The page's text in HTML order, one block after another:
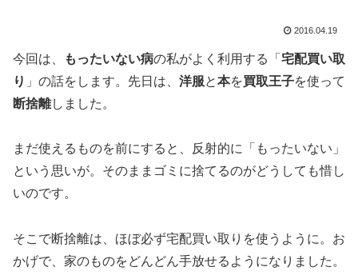
2016.04.19
今回は、 もったいない病の私がよく利用する「 宅配買い取
り 」の話をします。先日は、 洋服と本を買取王子を使って
断捨離しました。
まだ使えるものを前にすると、反射的に「もったいない」
という思いが。そのままゴミに捨てるのがどうしても惜し
いのです。
そこで断捨離は、ほぼ必ず宅配買い取りを使うように。お
かげで、家のものをどんどん手放せるようになりました。